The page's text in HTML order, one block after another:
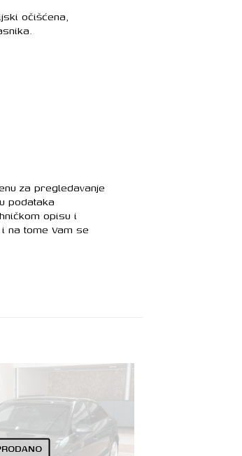
očišćena,
za pregledavanje
podataka
opisu i
na tome Vam se